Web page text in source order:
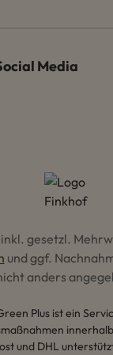
Media
gesetzl.
und ggf.
anders
Plus ist ein
und DHL